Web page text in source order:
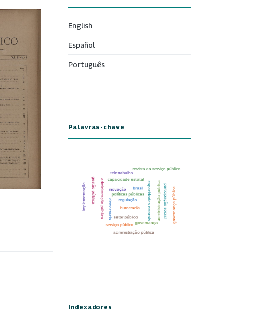
English
Español
Português
Palavras-chave
Indexadores